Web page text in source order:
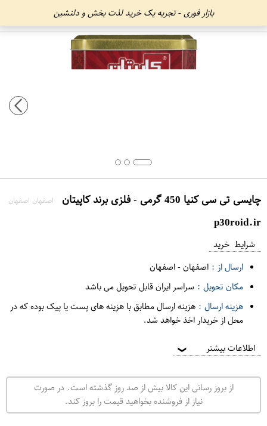
بازار فوری - تجربه یک خرید لذت بخش و دلنشین
چایسی تی سی کنیا 450 گرمی - فلزی برند کاپیتان اصفهان اصفهان
p30roid.ir
شرایط خرید
ارسال از : اصفهان-اصفهان
مکان تحویل : سراسر ایران قابل تحویل می باشد
هزینه ارسال : هزینه ارسال مطابق با هزینه های پست یا پیک بوده که در
محل از خریدار اخذ خواهد شد.
اطلاعات بیشتر ❯
از بروز رسانی این کالا بیش از صد روز گذشته است. در صورت
نیاز از فروشنده بخواهید قیمت را بروز کند.